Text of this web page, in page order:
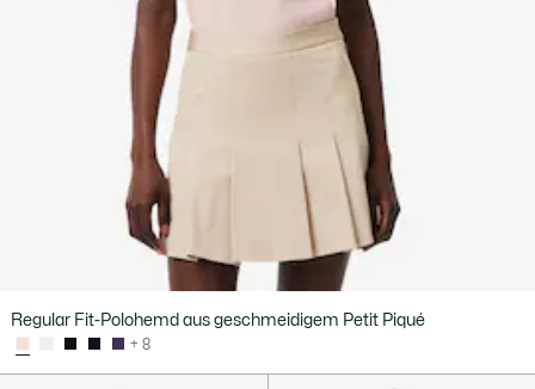
Regular Fit-Polohemd aus geschmeidigem Petit Piqué
+ 8